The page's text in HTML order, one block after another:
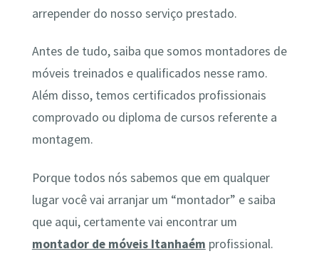
arrepender do nosso serviço prestado.
Antes de tudo, saiba que somos montadores de
móveis treinados e qualificados nesse ramo.
Além disso, temos certificados profissionais
comprovado ou diploma de cursos referente a
montagem.
Porque todos nós sabemos que em qualquer
lugar você vai arranjar um “montador” e saiba
que aqui, certamente vai encontrar um
montador de móveis Itanhaém profissional.